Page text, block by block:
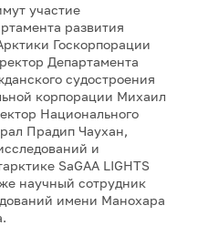
участие
развития
Госкорпорации
Департамента
судостроения
корпорации Михаил
Национального
Прадип Чаухан,
и
SaGAA LIGHTS
научный сотрудник
имени Манохара